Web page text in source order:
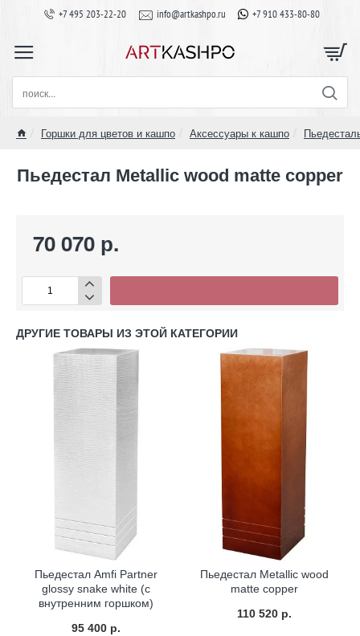
+7 495 203-22-20 info@artkashpo.ru +7 910 433-80-80
поиск...
Горшки для цветов и кашпо Аксессуары к кашпо
Пьедестал Metallic wood matte copper
70 070 р.
ДРУГИЕ ТОВАРЫ ИЗ ЭТОЙ КАТЕГОРИИ
Пьедестал Amfi Partner
glossy snake white (с
внутренним горшком)
95 400 р.
Пьедестал Metallic wood
matte copper
110 520 р.